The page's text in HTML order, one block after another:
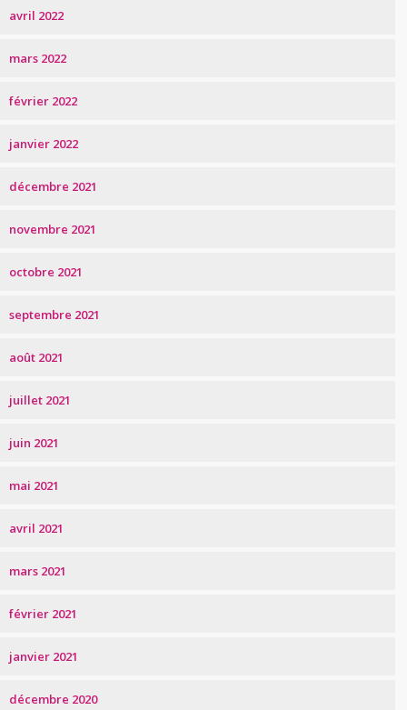
avril 2022
mars 2022
février 2022
janvier 2022
décembre 2021
novembre 2021
octobre 2021
septembre 2021
août 2021
juillet 2021
juin 2021
mai 2021
avril 2021
mars 2021
février 2021
janvier 2021
décembre 2020